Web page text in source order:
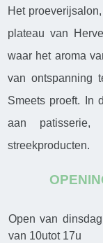
Het
plateau van
waar het aroma
van ontspanning
Smeets proeft. In
aan patisserie,
streekproducten.
Open van
van 10utot 17u